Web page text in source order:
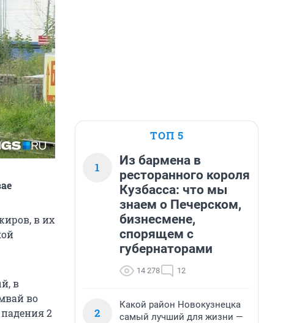
в их
в
во
2
ТОП 5
1
Из бармена в
ресторанного короля
Кузбасса: что мы
знаем о Печерском,
бизнесмене,
спорящем с
губернаторами
14 278 12
2
Какой район Новокузнецка
самый лучший для жизни —